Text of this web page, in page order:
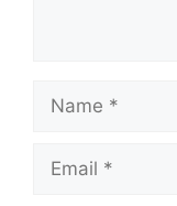
Name
Email